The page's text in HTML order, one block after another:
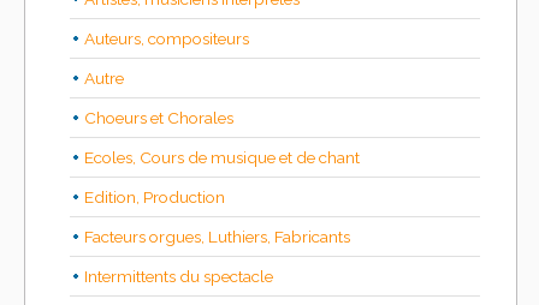
Auteurs, compositeurs
Autre
Choeurs et Chorales
Ecoles, Cours de musique et de chant
Edition, Production
Facteurs orgues, Luthiers, Fabricants
Intermittents du spectacle